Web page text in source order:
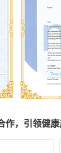
作，引领健